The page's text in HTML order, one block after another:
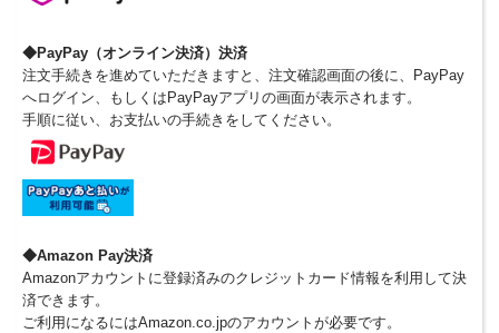
◆PayPay（オンライン決済）決済
注文手続きを進めていただきますと、注文確認画面の後に、PayPay
へログイン、もしくはPayPayアプリの画面が表示されます。
手順に従い、お支払いの手続きをしてください。
◆Amazon Pay決済
Amazonアカウントに登録済みのクレジットカード情報を利用して決
済できます。
ご利用になるにはAmazon.co.jpのアカウントが必要です。